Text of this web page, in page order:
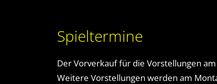
Spieltermine
Der Vorverkauf für die Vorstellungen
Weitere Vorstellungen werden am